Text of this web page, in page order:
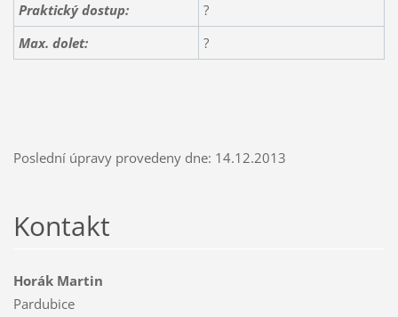
Praktický dostup:
?
Max. dolet:
?
Poslední úpravy provedeny dne: 14.12.2013
Kontakt
Horák Martin
Pardubice